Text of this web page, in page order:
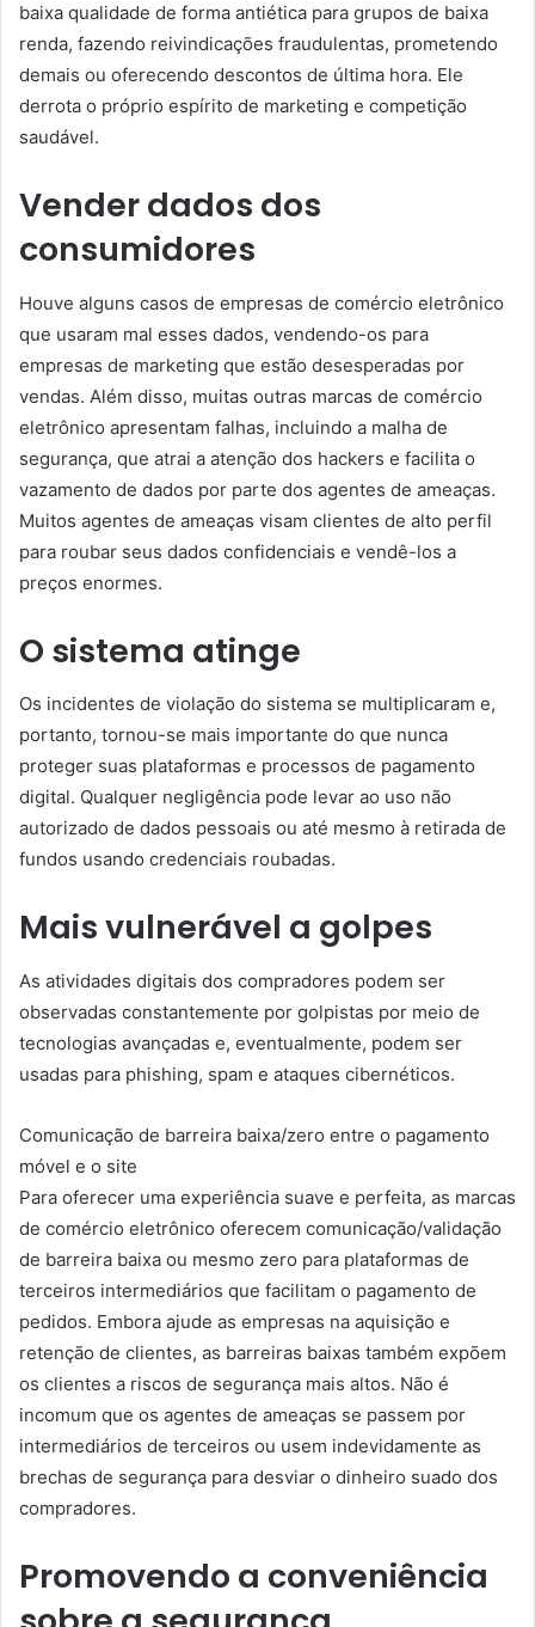
baixa qualidade de forma antiética para grupos de baixa
renda, fazendo reivindicações fraudulentas, prometendo
demais ou oferecendo descontos de última hora. Ele
derrota o próprio espírito de marketing e competição
saudável.
Vender dados dos
consumidores
Houve alguns casos de empresas de comércio eletrônico
que usaram mal esses dados, vendendo-os para
empresas de marketing que estão desesperadas por
vendas. Além disso, muitas outras marcas de comércio
eletrônico apresentam falhas, incluindo a malha de
segurança, que atrai a atenção dos hackers e facilita o
vazamento de dados por parte dos agentes de ameaças.
Muitos agentes de ameaças visam clientes de alto perfil
para roubar seus dados confidenciais e vendê-los a
preços enormes.
O sistema atinge
Os incidentes de violação do sistema se multiplicaram e,
portanto, tornou-se mais importante do que nunca
proteger suas plataformas e processos de pagamento
digital. Qualquer negligência pode levar ao uso não
autorizado de dados pessoais ou até mesmo à retirada de
fundos usando credenciais roubadas.
Mais vulnerável a golpes
As atividades digitais dos compradores podem ser
observadas constantemente por golpistas por meio de
tecnologias avançadas e, eventualmente, podem ser
usadas para phishing, spam e ataques cibernéticos.
Comunicação de barreira baixa/zero entre o pagamento
móvel e o site
Para oferecer uma experiência suave e perfeita, as marcas
de comércio eletrônico oferecem comunicação/validação
de barreira baixa ou mesmo zero para plataformas de
terceiros intermediários que facilitam o pagamento de
pedidos. Embora ajude as empresas na aquisição e
retenção de clientes, as barreiras baixas também expõem
os clientes a riscos de segurança mais altos. Não é
incomum que os agentes de ameaças se passem por
intermediários de terceiros ou usem indevidamente as
brechas de segurança para desviar o dinheiro suado dos
compradores.
Promovendo a conveniência